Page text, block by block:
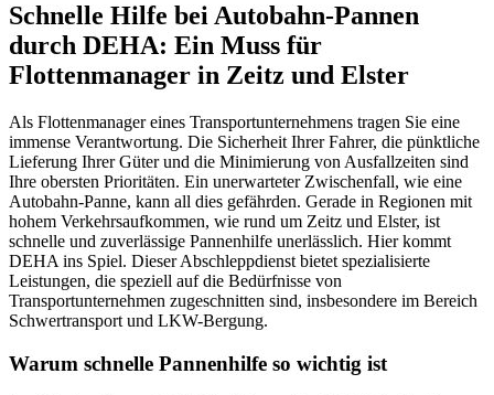
Schnelle Hilfe bei Autobahn-Pannen
durch DEHA: Ein Muss für
Flottenmanager in Zeitz und Elster
Als Flottenmanager eines Transportunternehmens tragen Sie eine
immense Verantwortung. Die Sicherheit Ihrer Fahrer, die pünktliche
Lieferung Ihrer Güter und die Minimierung von Ausfallzeiten sind
Ihre obersten Prioritäten. Ein unerwarteter Zwischenfall, wie eine
Autobahn-Panne, kann all dies gefährden. Gerade in Regionen mit
hohem Verkehrsaufkommen, wie rund um Zeitz und Elster, ist
schnelle und zuverlässige Pannenhilfe unerlässlich. Hier kommt
DEHA ins Spiel. Dieser Abschleppdienst bietet spezialisierte
Leistungen, die speziell auf die Bedürfnisse von
Transportunternehmen zugeschnitten sind, insbesondere im Bereich
Schwertransport und LKW-Bergung.
Warum schnelle Pannenhilfe so wichtig ist